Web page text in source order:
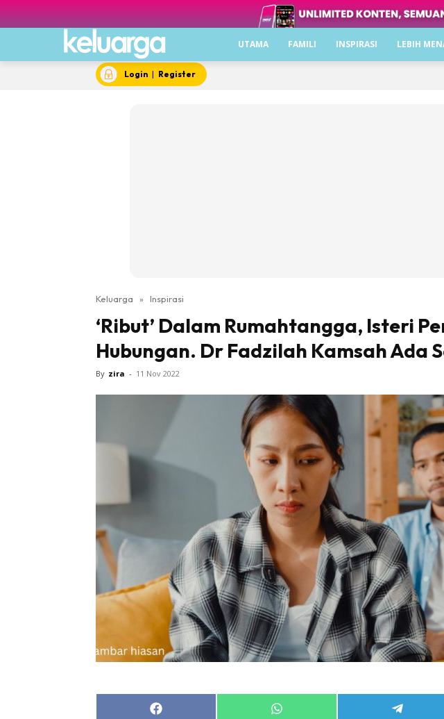
UTAMA FAMILI INSPIRASI LEBIH
Login | Register
Keluarga » Inspirasi
‘Ribut’ Dalam Rumahtangga, Isteri
Hubungan. Dr Fadzilah Kamsah Ada
By zira - 11 Nov 2022
Share
Share
Share